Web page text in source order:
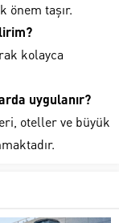
önem taşır.
kolayca
uygulanır?
oteller ve büyük